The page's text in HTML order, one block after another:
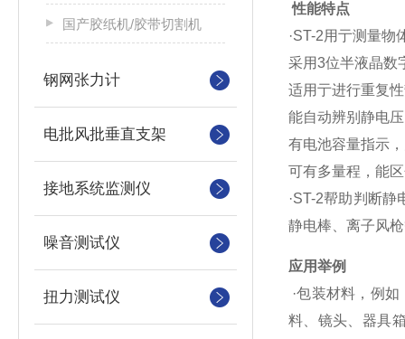
国产胶纸机/胶带切割机
钢网张力计
电批风批垂直支架
接地系统监测仪
噪音测试仪
扭力测试仪
性能特点
·ST-2用亍测量物
采用3位半液晶数
适用亍进行重复
能自动辨别静电
有电池容量指示
可有多量程，能
·ST-2帮助判断
静电棒、离子风
应用举例
·包装材料，例
料、镜头、器具